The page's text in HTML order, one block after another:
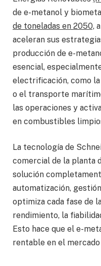
de e-metanol y
de toneladas en 2050,
aceleran sus
producción de e-
esencial,
electrificación, como
o el transporte
las operaciones y
en combustibles
La tecnología de
comercial de la planta
solución
automatización,
optimiza cada fase de
rendimiento, la
Esto hace que el e-
rentable en el